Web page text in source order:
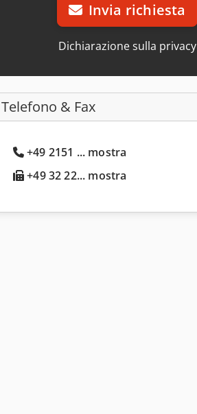
Invia richiesta
Dichiarazione sulla privacy
Telefono & Fax
+49 2151 ... mostra
+49 32 22... mostra